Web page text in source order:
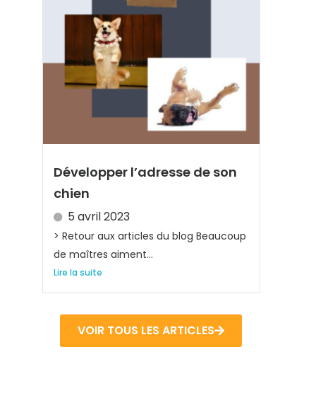
Développer l’adresse de son
chien
5 avril 2023
> Retour aux articles du blog Beaucoup
de maîtres aiment...
Lire la suite
VOIR TOUS LES ARTICLES